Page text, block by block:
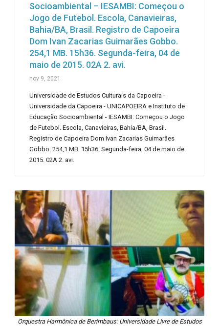
Socioambiental – IESAMBI: Começou o
Jogo de Futebol. Escola, Canavieiras,
Bahia/BA, Brasil. Registro de Capoeira
Dom Ivan Zacarias Guimarães Gobbo.
254,1 MB. 15h36. Segunda-feira, 04 de
maio de 2015. 02A 2. avi.
nov 9, 2021
Universidade de Estudos Culturais da Capoeira -
Universidade da Capoeira - UNICAPOEIRA e Instituto de
Educação Socioambiental - IESAMBI: Começou o Jogo
de Futebol. Escola, Canavieiras, Bahia/BA, Brasil.
Registro de Capoeira Dom Ivan Zacarias Guimarães
Gobbo. 254,1 MB. 15h36. Segunda-feira, 04 de maio de
2015. 02A 2. avi.
Orquestra Harmônica de Berimbaus: Universidade Livre de Estudos